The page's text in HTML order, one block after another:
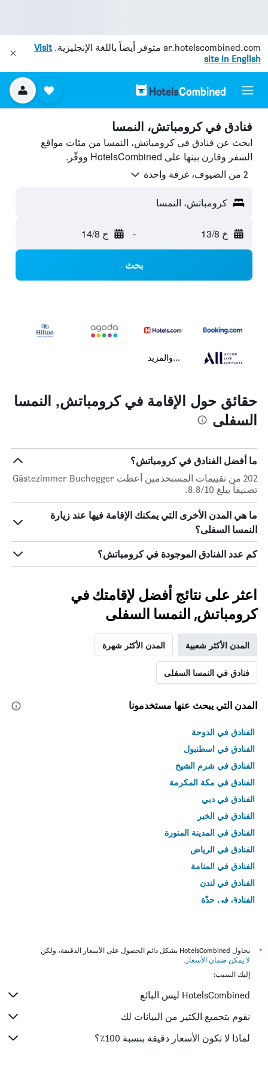
ar.hotelscombined.com متوفر أيضاً باللغة الإنجليزية.Visit
site in English
فنادق في كرومباتش، النمسا
ابحث عن فنادق في كرومباتش، النمسا من مئات مواقع
السفر وقارن بينها على HotelsCombined ووفّر.
2 من الضيوف، غرفة واحدة
كرومباتش، النمسا
خ 13/8 - ج 14/8
بحث
...والمزيد
حقائق حول الإقامة في كرومباتش, النمسا
السفلى
ما أفضل الفنادق في كرومباتش؟
202 من تقييمات المستخدمين أعطت Gästezimmer Buchegger
تصنيفاً يبلغ 8.8/10.
ما هي المدن الأخرى التي يمكنك الإقامة فيها عند زيارة
النمسا السفلى؟
كم عدد الفنادق الموجودة في كرومباتش؟
اعثر على نتائج أفضل لإقامتك في
كرومباتش, النمسا السفلى
المدن الأكثر شعبية المدن الأكثر شهرة
فنادق في النمسا السفلى
المدن التي يبحث عنها مستخدمونا
الفنادق في الدوحة
الفنادق في اسطنبول
الفنادق في شرم الشيخ
الفنادق في مكة المكرمة
الفنادق في دبي
الفنادق في الخبر
الفنادق في المدينة المنورة
الفنادق في الرياض
الفنادق في المنامة
الفنادق في لندن
الفنادق في جدّة
*
يحاول HotelsCombined بشكل دائم الحصول على الأسعار الدقيقة، ولكن
لا يمكن ضمان الأسعار .
إليك السبب:
HotelsCombined ليس البائع
نقوم بتجميع الكثير من البيانات لك
لماذا لا تكون الأسعار دقيقة بنسبة 100٪؟